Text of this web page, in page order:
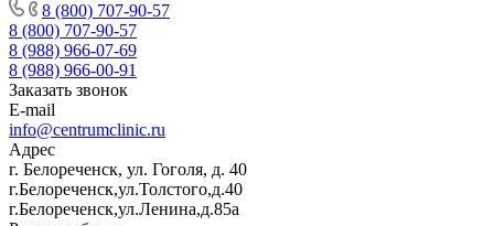
8 (800) 707-90-57
8 (800) 707-90-57
8 (988) 966-07-69
8 (988) 966-00-91
Заказать звонок
E-mail
info@centrumclinic.ru
Адрес
г. Белореченск, ул. Гоголя, д. 40
г.Белореченск,ул.Толстого,д.40
г.Белореченск,ул.Ленина,д.85а